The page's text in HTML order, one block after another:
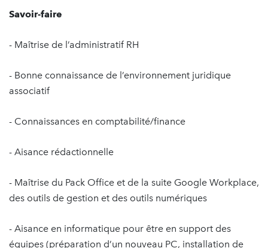
Savoir-faire
- Maîtrise de l’administratif RH
- Bonne connaissance de l’environnement juridique
associatif
- Connaissances en comptabilité/finance
- Aisance rédactionnelle
- Maîtrise du Pack Office et de la suite Google Workplace,
des outils de gestion et des outils numériques
- Aisance en informatique pour être en support des
équipes (préparation d’un nouveau PC, installation de